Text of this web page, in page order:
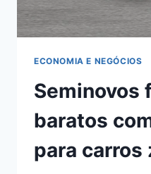
ECONOMIA E NEGÓCIOS
Seminovos
baratos
para carros